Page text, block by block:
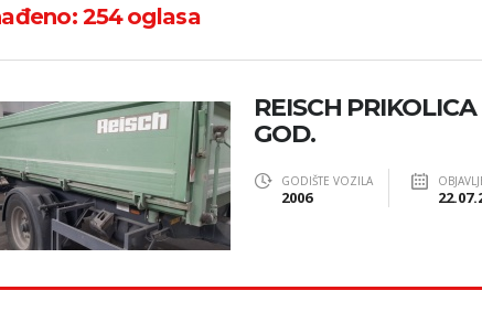
254oglasa
REISCH
GOD.
GODIŠTE VOZILA
2006